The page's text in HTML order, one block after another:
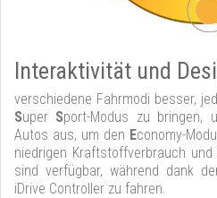
Interaktivität und
verschiedene Fahrmodi besser,
Super Sport-Modus zu bringen,
Autos aus, um den Economy-
niedrigen Kraftstoffverbrauch
sind verfügbar, während dank
iDrive Controller zu fahren.